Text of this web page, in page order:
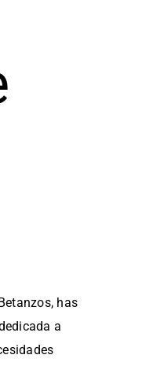
has
a